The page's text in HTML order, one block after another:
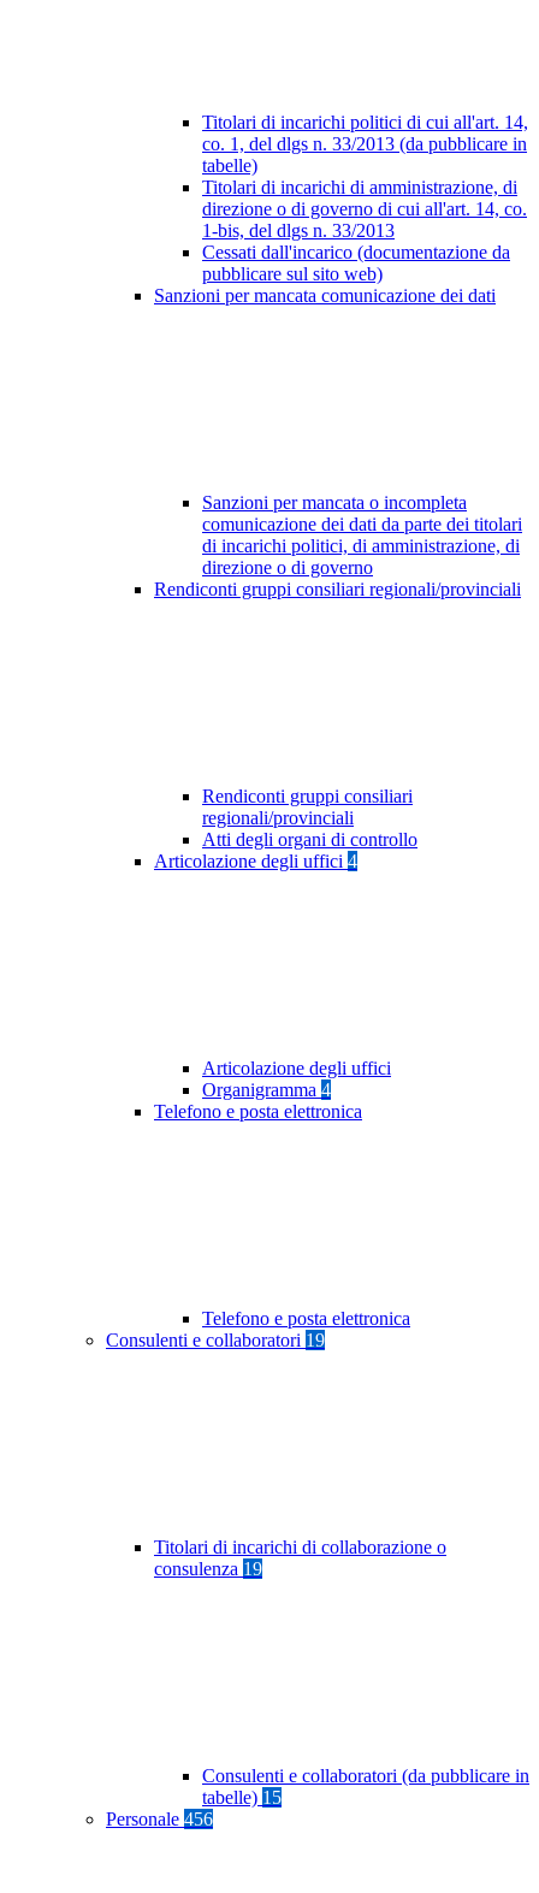
Titolari di incarichi politici di cui all'art. 14,
co. 1, del dlgs n. 33/2013 (da pubblicare in
tabelle)
Titolari di incarichi di amministrazione, di
direzione o di governo di cui all'art. 14, co.
1-bis, del dlgs n. 33/2013
Cessati dall'incarico (documentazione da
pubblicare sul sito web)
Sanzioni per mancata comunicazione dei dati
Sanzioni per mancata o incompleta
comunicazione dei dati da parte dei titolari
di incarichi politici, di amministrazione, di
direzione o di governo
Rendiconti gruppi consiliari regionali/provinciali
Rendiconti gruppi consiliari
regionali/provinciali
Atti degli organi di controllo
Articolazione degli uffici 4
Articolazione degli uffici
Organigramma 4
Telefono e posta elettronica
Telefono e posta elettronica
Consulenti e collaboratori 19
Titolari di incarichi di collaborazione o
consulenza 19
Consulenti e collaboratori (da pubblicare in
tabelle) 15
Personale 456